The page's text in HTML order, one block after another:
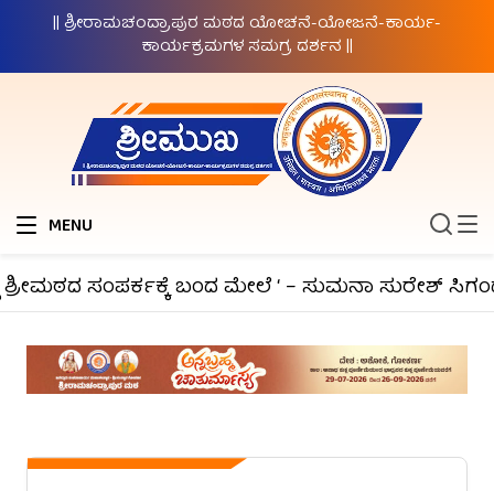
|| ಶ್ರೀರಾಮಚಂದ್ರಾಪುರ ಮಠದ ಯೋಚನೆ-ಯೋಜನೆ-ಕಾರ್ಯ-
ಕಾರ್ಯಕ್ರಮಗಳ ಸಮಗ್ರ ದರ್ಶನ ||
MENU
ಸಂಪರ್ಕಕ್ಕೆ ಬಂದ ಮೇಲೆ ‘ – ಸುಮನಾ ಸುರೇಶ್